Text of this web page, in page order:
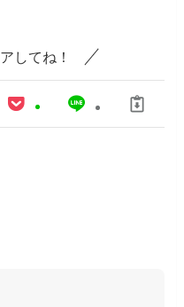
してね！